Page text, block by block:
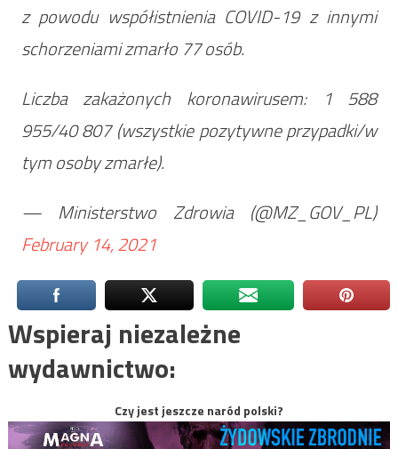
z powodu współistnienia COVID-19 z innymi
schorzeniami zmarło 77 osób.
Liczba zakażonych koronawirusem: 1 588
955/40 807 (wszystkie pozytywne przypadki/w
tym osoby zmarłe).
— Ministerstwo Zdrowia (@MZ_GOV_PL)
February 14, 2021
Wspieraj niezależne
wydawnictwo:
Czy jest jeszcze naród polski?